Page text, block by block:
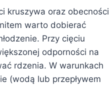
kruszywa oraz obecności
warto dobierać
Przy cięciu
odporności na
rdzenia. W warunkach
(wodą lub przepływem